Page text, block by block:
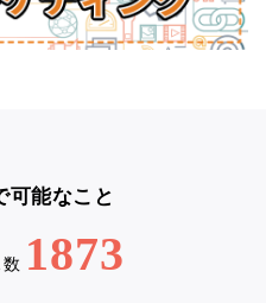
可能なこと
1873